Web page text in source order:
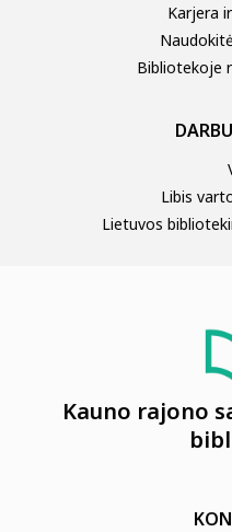
Karjera
Bibliotekoje
Libis
Lietuvos
Kauno rajono